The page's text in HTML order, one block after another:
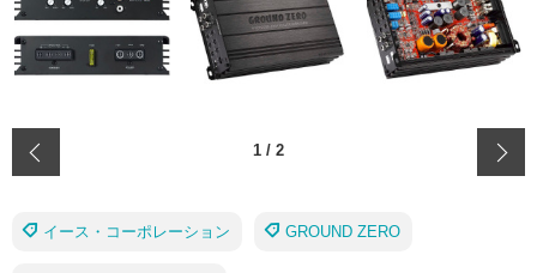
1 / 2
イース・コーポレーション GROUND ZERO